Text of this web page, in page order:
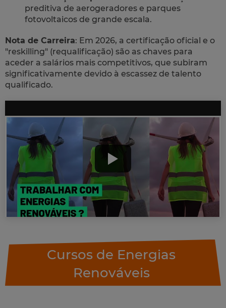
preditiva de aerogeradores e parques
fotovoltaicos de grande escala.
Nota de Carreira: Em 2026, a certificação oficial e o
"reskilling" (requalificação) são as chaves para
aceder a salários mais competitivos, que subiram
significativamente devido à escassez de talento
qualificado.
Cursos de Energias
Renováveis